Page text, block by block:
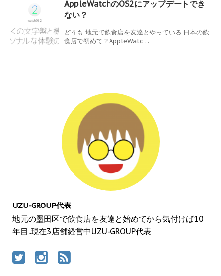
AppleWatchのOS2にアップデートでき
ない？
どうも 地元で飲食店を友達とやっている 日本の飲
食店で初めて？AppleWatc ...
UZU-GROUP代表
地元の墨田区で飲食店を友達と始めてから気付けば10
年目..現在3店舗経営中UZU-GROUP代表